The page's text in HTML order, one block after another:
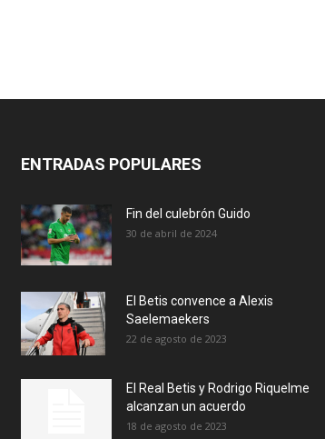
ENTRADAS POPULARES
Fin del culebrón Guido
30 de abril de 2024
El Betis convence a Alexis
Saelemaekers
22 de agosto de 2023
El Real Betis y Rodrigo Riquelme
alcanzan un acuerdo
18 de agosto de 2023